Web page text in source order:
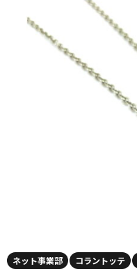
ネット事業部 コラントッテ